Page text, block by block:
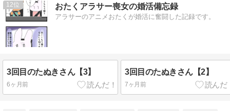
12 おたくアラサー喪女の婚活備忘録
アラサーのアニメおたくが婚活に奮闘した記録です。
3回目のたぬきさん【3】
6ヶ月前
3回目のたぬきさん【2】
7ヶ月前